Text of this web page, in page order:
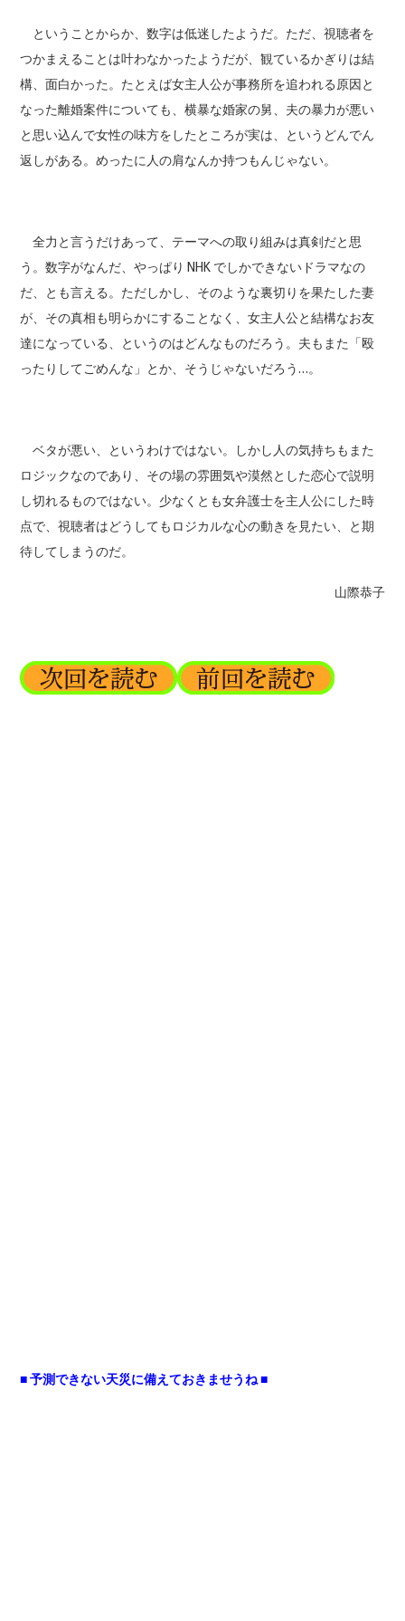
ということからか、数字は低迷したようだ。ただ、視聴者を
つかまえることは叶わなかったようだが、観ているかぎりは結
構、面白かった。たとえば女主人公が事務所を追われる原因と
なった離婚案件についても、横暴な婚家の舅、夫の暴力が悪い
と思い込んで女性の味方をしたところが実は、というどんでん
返しがある。めったに人の肩なんか持つもんじゃない。
全力と言うだけあって、テーマへの取り組みは真剣だと思
う。数字がなんだ、やっぱり NHK でしかできないドラマなの
だ、とも言える。ただしかし、そのような裏切りを果たした妻
が、その真相も明らかにすることなく、女主人公と結構なお友
達になっている、というのはどんなものだろう。夫もまた「殴
ったりしてごめんな」とか、そうじゃないだろう…。
ベタが悪い、というわけではない。しかし人の気持ちもまた
ロジックなのであり、その場の雰囲気や漠然とした恋心で説明
し切れるものではない。少なくとも女弁護士を主人公にした時
点で、視聴者はどうしてもロジカルな心の動きを見たい、と期
待してしまうのだ。
山際恭子
■ 予測できない天災に備えておきませうね ■